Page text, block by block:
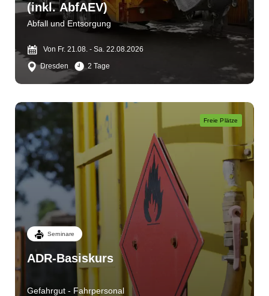
(inkl. AbfAEV)
Abfall und Entsorgung
Von Fr. 21.08. - Sa. 22.08.2026
Dresden
2 Tage
Freie Plätze
Seminare
ADR-Basiskurs
Gefahrgut - Fahrpersonal